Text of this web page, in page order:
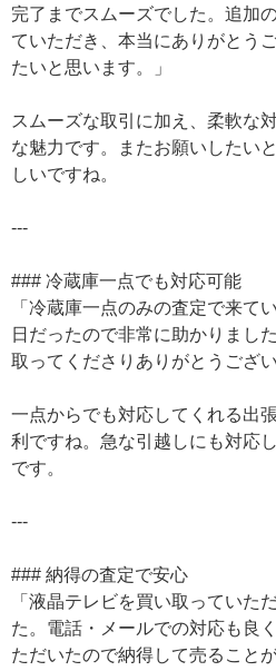
完了までスムーズでした。追加
ていただき、本当にありがとう
たいと思います。」
スムーズな取引に加え、柔軟な
な魅力です。またお願いしたい
しいですね。
---
### 冷蔵庫一点でも対応可能
「冷蔵庫一点のみの査定で来て
日だったので非常に助かりまし
取ってくださりありがとうござい
一点からでも対応してくれる出
利ですね。急な引越しにも対応
です。
---
### 納得の査定で安心
「液晶テレビを買い取っていた
た。電話・メールでの対応も良
ただいたので納得して売ること